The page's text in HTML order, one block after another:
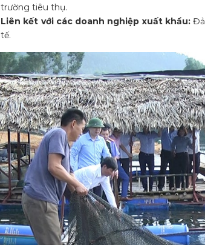
trường tiêu thụ.
Liên kết với các doanh nghiệp xuất khẩu:
tế.